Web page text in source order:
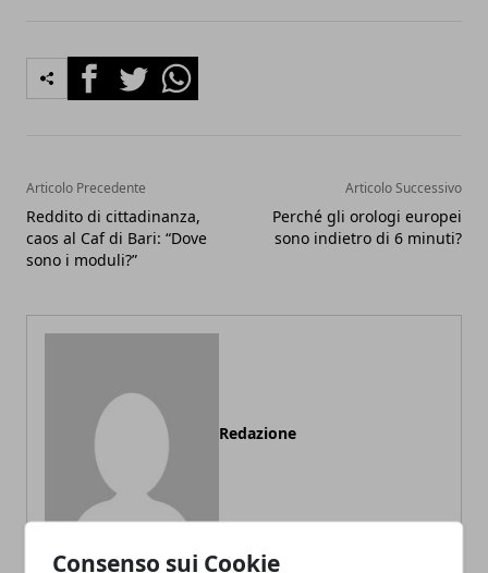
Consenso sui Cookie
FacebookTwitterWhatsapp
Articolo Precedente
Reddito di cittadinanza,
caos al Caf di Bari: “Dove
sono i moduli?”
Articolo Successivo
Perché gli orologi europei
sono indietro di 6 minuti?
Redazione